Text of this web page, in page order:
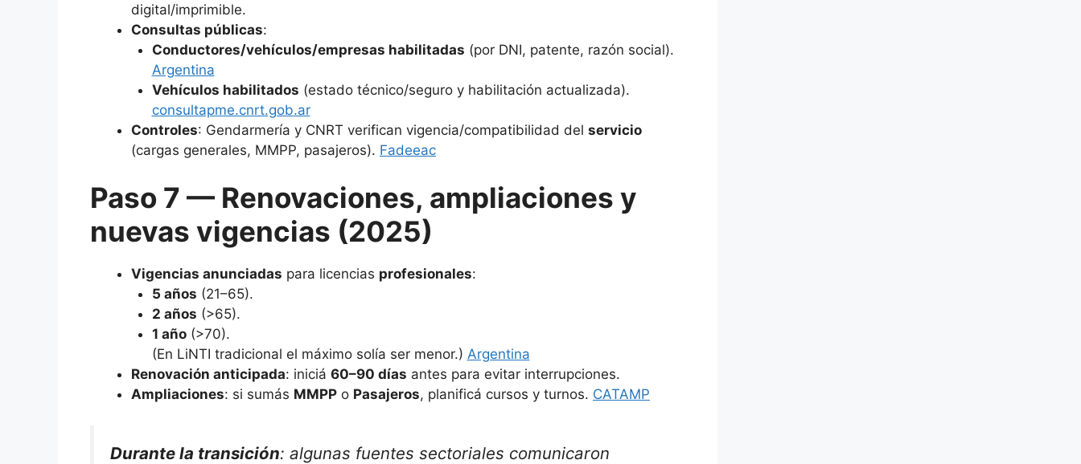
digital/imprimible.
Consultas públicas:
Conductores/vehículos/empresas habilitadas (por DNI, patente, razón social).
Argentina
Vehículos habilitados (estado técnico/seguro y habilitación actualizada).
consultapme.cnrt.gob.ar
Controles: Gendarmería y CNRT verifican vigencia/compatibilidad del servicio
(cargas generales, MMPP, pasajeros). Fadeeac
Paso 7 — Renovaciones, ampliaciones y
nuevas vigencias (2025)
Vigencias anunciadas para licencias profesionales:
5 años (21–65).
2 años (>65).
1 año(>70).
(En LiNTI tradicional el máximo solía ser menor.) Argentina
Renovación anticipada: iniciá 60–90 días antes para evitar interrupciones.
Ampliaciones: si sumás MMPP o Pasajeros, planificá cursos y turnos. CATAMP
Durante la transición: algunas fuentes sectoriales comunicaron